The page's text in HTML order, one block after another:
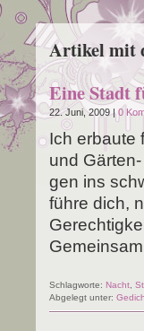
Artikel mit
Eine Stadt
22. Juni, 2009 |0
Ich erbau­te
und
gen ins
füh­re dich,
Schlagworte: Nacht
Abgelegt unter: